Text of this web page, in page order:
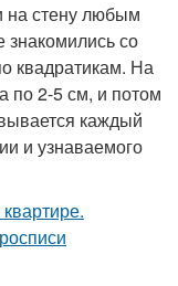
на стену любым
со
квадратикам. На
по 2-5 см, и потом
каждый
и узнаваемого